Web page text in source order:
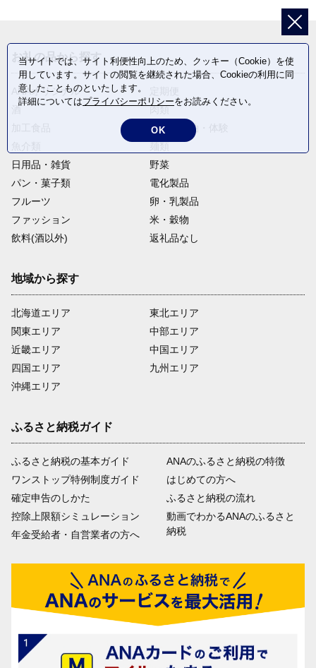
お礼の品から探す
ANAオリジナル
酒
肉類
旅行・宿泊・体験
日用品・雑貨
野菜
パン・菓子類
電化製品
フルーツ
卵・乳製品
ファッション
米・穀物
飲料(酒以外)
返礼品なし
地域から探す
北海道エリア
関東エリア
近畿エリア
四国エリア
沖縄エリア
東北エリア
中部エリア
中国エリア
九州エリア
ふるさと納税ガイド
ふるさと納税の基本ガイド
ワンストップ特例制度ガイド
確定申告のしかた
控除上限額シミュレーション
年金受給者・自営業者の方へ
ANAのふるさと納税の特徴
はじめての方へ
ふるさと納税の流れ
動画でわかるANAのふるさと
納税
当サイトでは、サイト利便性向上のため、クッキー（Cookie）を使
用しています。サイトの閲覧を継続された場合、Cookieの利用に同
意したことものといたします。
詳細についてはプライバシーポリシーをお読みください。
OK